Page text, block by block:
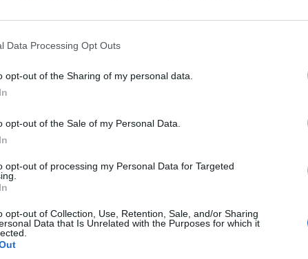
Data Processing Opt Outs
opt-out of the Sharing of my personal data.
opt-out of the Sale of my Personal Data.
opt-out of processing my Personal Data for Targeted
opt-out of Collection, Use, Retention, Sale, and/or Sharing
Data that Is Unrelated with the Purposes for which it
συνελήφθησαν μετά από λίγες ώρες
Μεγάλη συγκέντρωση διαμαρτυρίας
2023
το μεσημέρι στην πλατεία Πάρκου της Λαμίας
ηλικιωμένη μετά από επίθεση
με θύμα μία 82χρονη γυναίκα σημειώθηκε στην
λίγα τετράγωνα μακριά από το κέντρο
απόγευμα της Τρίτης 7/3